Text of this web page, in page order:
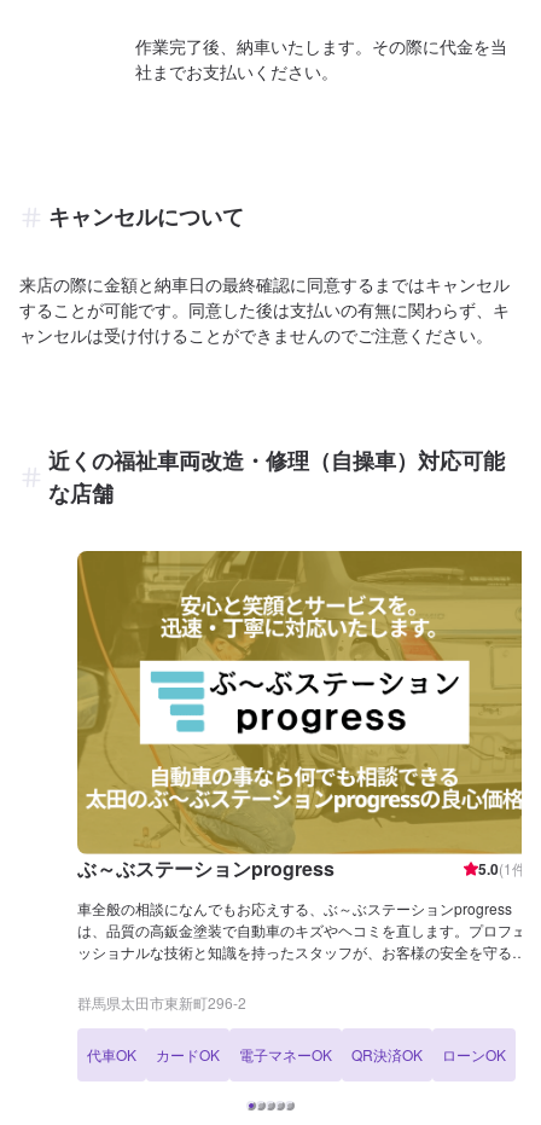
作業完了後、納車いたします。その際に代金を当
社までお支払いください。
キャンセルについて
来店の際に金額と納車日の最終確認に同意するまではキャンセル
することが可能です。同意した後は支払いの有無に関わらず、キ
ャンセルは受け付けることができませんのでご注意ください。
近くの福祉車両改造・修理（自操車）対応可能
な店舗
ぶ～ぶステーションprogress 5.0(1件)
車全般の相談になんでもお応えする、ぶ～ぶステーションprogress
は、品質の高鈑金塗装で自動車のキズやヘコミを直します。プロフェ
ッショナルな技術と知識を持ったスタッフが、お客様の安全を守るた
ので、お気軽にお問い合わせください。鈑金塗装・整備・車検・モー
タースポーツカスタムやチューニングまで、幅広いサービスを手掛け
ます。お客様に喜んでいただける的確なアドバイスを心掛けておりま
す。
群馬県太田市東新町296-2
代車OK カードOK 電子マネーOK QR決済OK ローンOK